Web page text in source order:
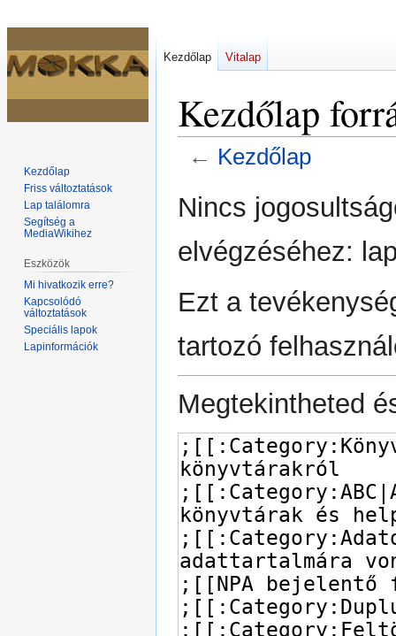
Kezdőlap
← Kezdőlap
Ugrás
a
Ugrás
aNincs
elvégzéséhez:
Ezt a
tartozó
Megtekintheted
Kezdőlap Vitalap
Kezdőlap
Friss változtatások
Lap találomra
Segítség a
MediaWikihez
Eszközök
Mi hivatkozik erre?
Kapcsolódó
változtatások
Speciális lapok
Lapinformációk